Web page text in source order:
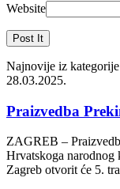
Website
Najnovije iz kategorije
28.03.2025.
Praizvedba
ZAGREB –
Hrvatskoga narodnog
Zagreb otvorit će 5.